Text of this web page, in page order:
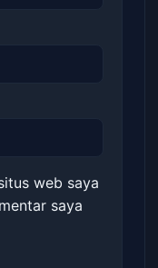
web saya
saya